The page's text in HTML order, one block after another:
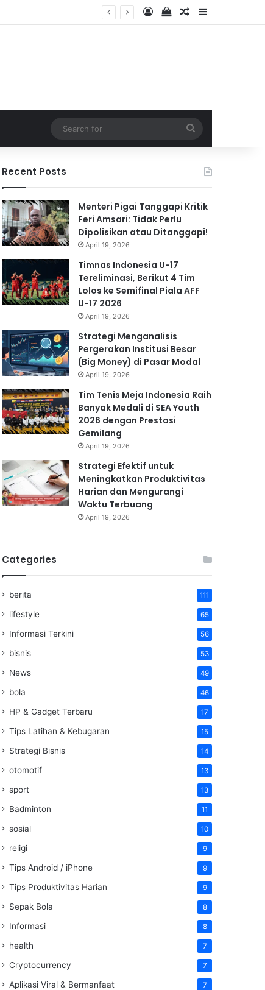
Log InView your
Random Article
Sidebar
for
Recent Posts
Menteri Pigai Tanggapi Kritik
Feri Amsari: Tidak Perlu
Dipolisikan atau Ditanggapi!
April 19, 2026
Timnas Indonesia U-17
Tereliminasi, Berikut 4 Tim
Lolos ke Semifinal Piala AFF
U-17 2026
April 19, 2026
Strategi Menganalisis
Pergerakan Institusi Besar
(Big Money) di Pasar Modal
April 19, 2026
Tim Tenis Meja Indonesia Raih
Banyak Medali di SEA Youth
2026 dengan Prestasi
Gemilang
April 19, 2026
Strategi Efektif untuk
Meningkatkan Produktivitas
Harian dan Mengurangi
Waktu Terbuang
April 19, 2026
Categories
berita 111
lifestyle 65
Informasi Terkini 56
bisnis 53
News 49
bola 46
HP & Gadget Terbaru 17
Tips Latihan & Kebugaran 15
Strategi Bisnis 14
otomotif 13
sport 13
Badminton 11
sosial 10
religi 9
Tips Android / iPhone 9
Tips Produktivitas Harian 9
Sepak Bola 8
Informasi 8
health 7
Cryptocurrency 7
Aplikasi Viral & Bermanfaat 7